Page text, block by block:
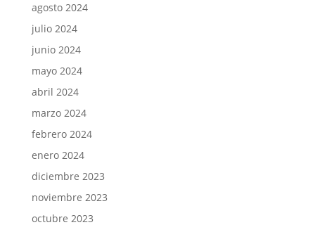
agosto 2024
julio 2024
junio 2024
mayo 2024
abril 2024
marzo 2024
febrero 2024
enero 2024
diciembre 2023
noviembre 2023
octubre 2023